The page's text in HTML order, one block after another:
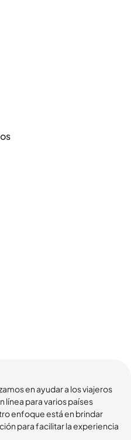
en ayudar a los viajeros
línea para varios países
enfoque está en brindar
para facilitar la experiencia